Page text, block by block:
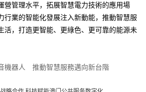
營管理水平，拓展智慧電力技術的應用場
行業的智能化發展注入新動能，推動智慧服
活，打造更智能、更綠色、更可靠的能源未
機器人 推動智慧服務邁向新台階